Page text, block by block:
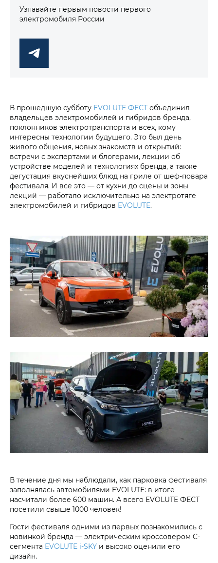
Узнавайте первым новости первого
электромобиля России
В прошедшую субботу EVOLUTE ФЕСТ объединил
владельцев электромобилей и гибридов бренда,
поклонников электротранспорта и всех, кому
интересны технологии будущего. Это был день
живого общения, новых знакомств и открытий:
встречи с экспертами и блогерами, лекции об
устройстве моделей и технологиях бренда, а также
дегустация вкуснейших блюд на гриле от шеф-повара
фестиваля. И все это — от кухни до сцены и зоны
лекций — работало исключительно на электротяге
электромобилей и гибридов EVOLUTE.
В течение дня мы наблюдали, как парковка фестиваля
заполнялась автомобилями EVOLUTE: в итоге
насчитали более 600 машин. А всего EVOLUTE ФЕСТ
посетили свыше 1000 человек!
Гости фестиваля одними из первых познакомились с
новинкой бренда — электрическим кроссовером C-
сегмента EVOLUTE i‑SKY и высоко оценили его
дизайн.